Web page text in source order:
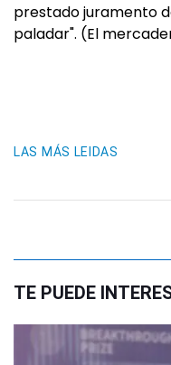
prestado juramento
paladar". (El
LAS MÁS LEIDAS
TE PUEDE